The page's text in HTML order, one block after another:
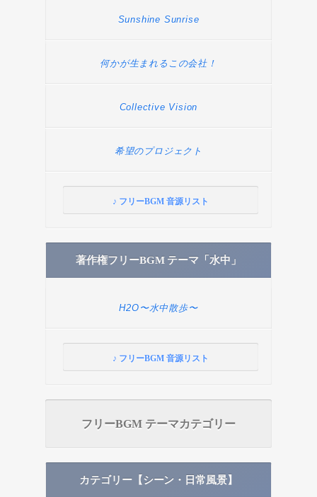
Sunshine Sunrise
何かが生まれるこの会社！
Collective Vision
希望のプロジェクト
♪ フリーBGM 音源リスト
著作権フリーBGM テーマ「水中」
H2O〜水中散歩〜
♪ フリーBGM 音源リスト
フリーBGM テーマカテゴリー
カテゴリー【シーン・日常風景】